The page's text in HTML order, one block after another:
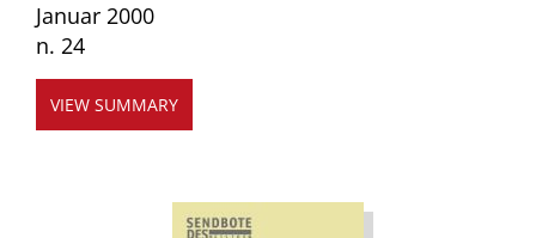
Januar 2000
n. 24
VIEW SUMMARY